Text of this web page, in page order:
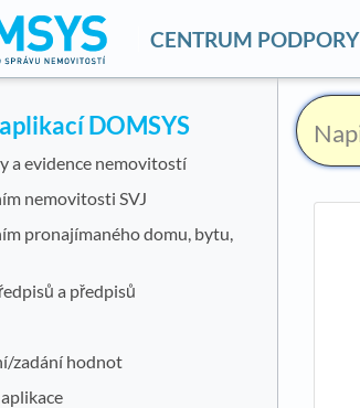
CENTRUM PODPORY
DOMSYS
a evidence nemovitostí
nemovitosti SVJ
pronajímaného domu, bytu,
a předpisů
zadání hodnot